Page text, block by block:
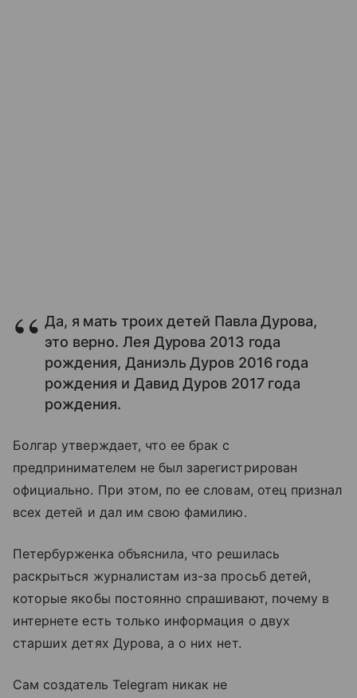
Да, я мать троих детей Павла Дурова,
это верно. Лея Дурова 2013 года
рождения, Даниэль Дуров 2016 года
рождения и Давид Дуров 2017 года
рождения.
Болгар утверждает, что ее брак с
предпринимателем не был зарегистрирован
официально. При этом, по ее словам, отец признал
всех детей и дал им свою фамилию.
Петербурженка объяснила, что решилась
раскрыться журналистам из-за просьб детей,
которые якобы постоянно спрашивают, почему в
интернете есть только информация о двух
старших детях Дурова, а о них нет.
Сам создатель Telegram никак не